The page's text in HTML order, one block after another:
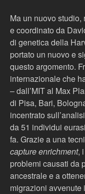
Ma un nuovo
e coordinato da
di genetica della
portato un nuovo e
questo argomento.
internazionale che
– dall’MIT al Max
di Pisa, Bari,
incentrato
da 51 individui
fa. Grazie a una
capture enrichment,
problemi causati da
ancestrale e a
migrazioni avvenute